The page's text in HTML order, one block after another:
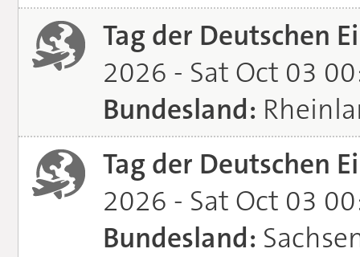
Tag der Deutschen
2026 - Sat Oct 03
Bundesland:
Tag der Deutschen
2026 - Sat Oct 03
Bundesland: